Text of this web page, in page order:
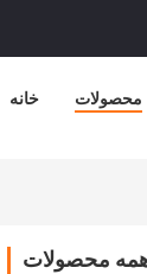
خانه محصولات
محصولات